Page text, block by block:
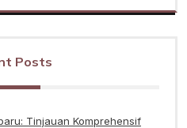
Posts
Tinjauan Komprehensif